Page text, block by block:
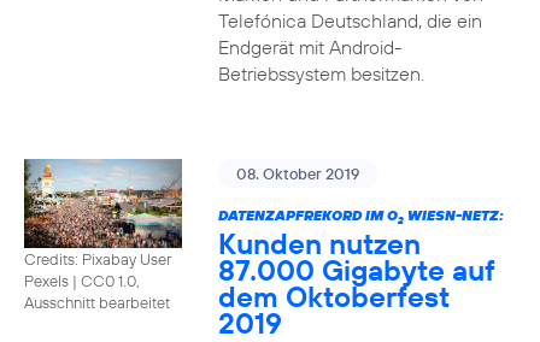
Telefónica Deutschland, die ein
Endgerät mit Android-
Betriebssystem besitzen.
Credits: Pixabay User
Pexels | CC0 1.0,
Ausschnitt bearbeitet
08. Oktober 2019
DATENZAPFREKORD IM O2WIESN-NETZ:
Kunden nutzen
87.000 Gigabyte auf
dem Oktoberfest
2019